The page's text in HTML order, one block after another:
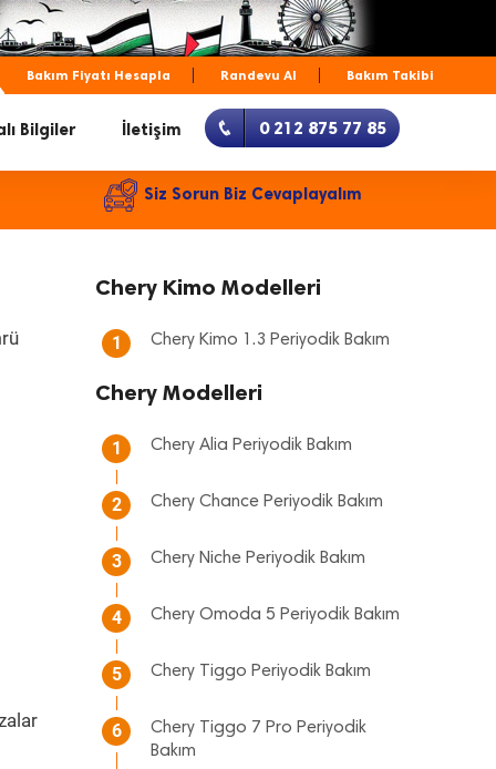
Bakım Fiyatı Hesapla Randevu Al Bakım Takibi
Bilgiler İletişim 0 212 875 77 85
Siz Sorun Biz Cevaplayalım
Chery Kimo Modelleri
1 Chery Kimo 1.3 Periyodik Bakım
Chery Modelleri
1 Chery Alia Periyodik Bakım
2 Chery Chance Periyodik Bakım
3 Chery Niche Periyodik Bakım
4 Chery Omoda 5 Periyodik Bakım
5 Chery Tiggo Periyodik Bakım
6
Chery Tiggo 7 Pro Periyodik
Bakım